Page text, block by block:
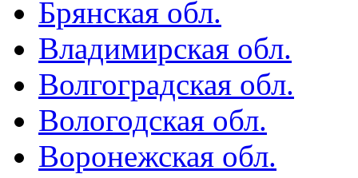
Брянская обл.
Владимирская обл.
Волгоградская обл.
Вологодская обл.
Воронежская обл.